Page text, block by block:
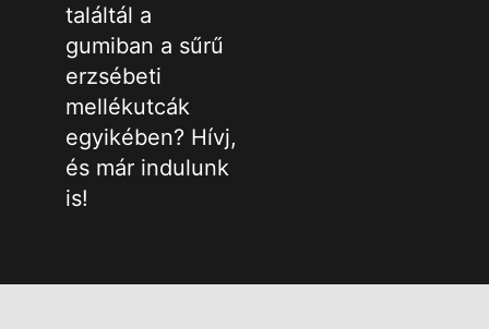
találtál a
gumiban a sűrű
erzsébeti
mellékutcák
egyikében? Hívj,
és már indulunk
is!